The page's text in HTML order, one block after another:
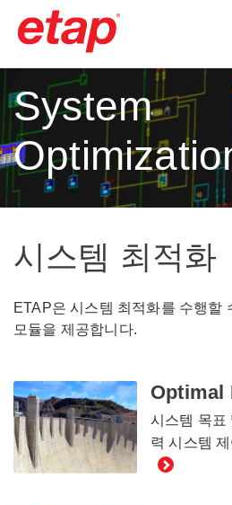
System
시스템 최적화
ETAP은 시스템 최적화를 수행할
모듈을 제공합니다.
Optimal
시스템 목표
력 시스템